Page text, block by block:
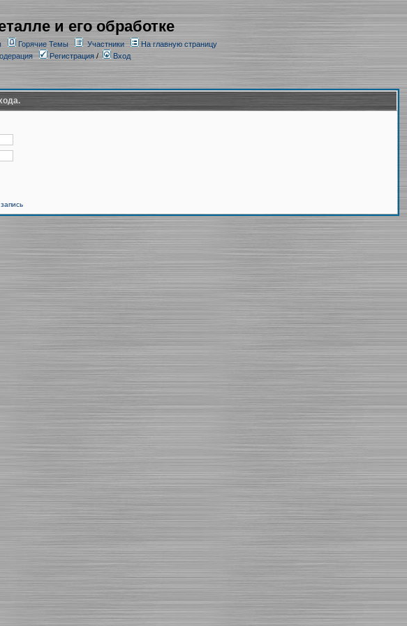
и его обработке
Горячие Темы Участники
На главную страницу
Регистрация/ Вход